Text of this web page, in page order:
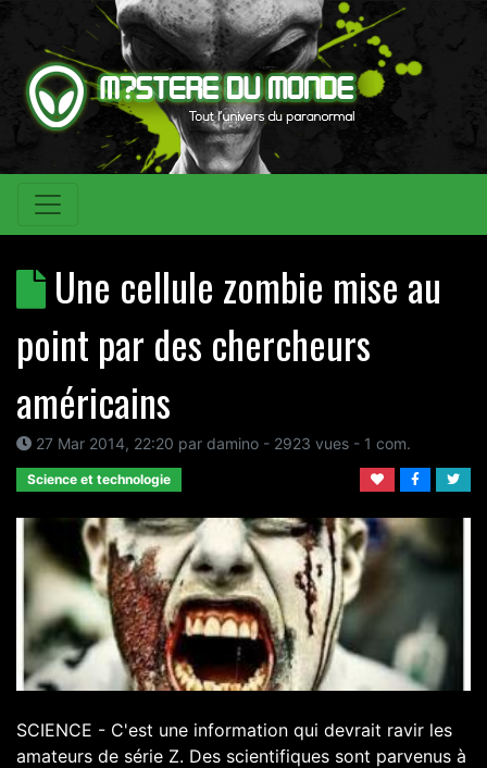
Une cellule zombie mise au
point par des chercheurs
américains
27 Mar 2014, 22:20 par damino - 2923 vues - 1 com.
Science et technologie
SCIENCE - C'est une information qui devrait ravir les
amateurs de série Z. Des scientifiques sont parvenus à